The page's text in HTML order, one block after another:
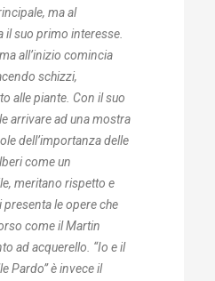
ma al
suo primo interesse.
all’inizio comincia
schizzi,
alle piante. Con il suo
arrivare ad una mostra
dell’importanza delle
come un
meritano rispetto e
le opere che
come il Martin
ad acquerello. “Io e il
Pardo” è invece il